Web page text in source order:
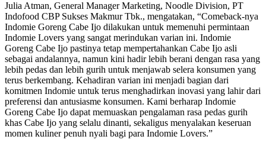
Julia Atman, General Manager Marketing, Noodle Division, PT
Indofood CBP Sukses Makmur Tbk., mengatakan, “Comeback-nya
Indomie Goreng Cabe Ijo dilakukan untuk memenuhi permintaan
Indomie Lovers yang sangat merindukan varian ini. Indomie
Goreng Cabe Ijo pastinya tetap mempertahankan Cabe Ijo asli
sebagai andalannya, namun kini hadir lebih berani dengan rasa yang
lebih pedas dan lebih gurih untuk menjawab selera konsumen yang
terus berkembang. Kehadiran varian ini menjadi bagian dari
komitmen Indomie untuk terus menghadirkan inovasi yang lahir dari
preferensi dan antusiasme konsumen. Kami berharap Indomie
Goreng Cabe Ijo dapat memuaskan pengalaman rasa pedas gurih
khas Cabe Ijo yang selalu dinanti, sekaligus menyalakan keseruan
momen kuliner penuh nyali bagi para Indomie Lovers.”